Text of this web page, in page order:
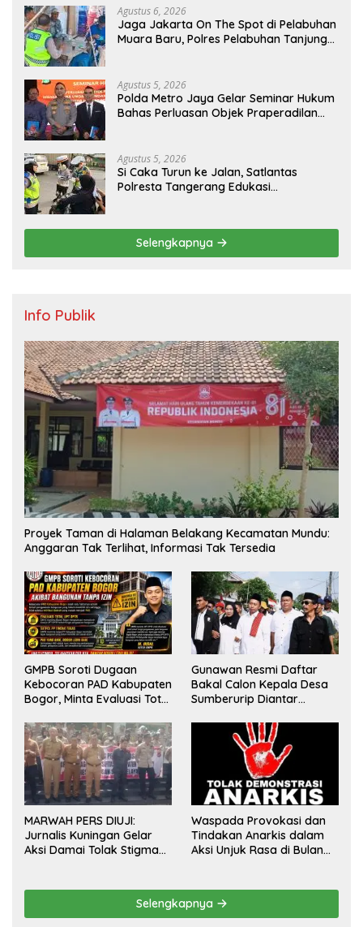
Davidson Bekas.
Agustus 6, 2026
Jaga Jakarta On The Spot di Pelabuhan
Muara Baru, Polres Pelabuhan Tanjung
Agustus 5, 2026
Polda Metro Jaya Gelar Seminar Hukum
Bahas Perluasan Objek Praperadilan
Agustus 5, 2026
Si Caka Turun ke Jalan, Satlantas
Polresta Tangerang Edukasi
Selengkapnya
Info Publik
Proyek Taman di Halaman Belakang Kecamatan Mundu:
Anggaran Tak Terlihat, Informasi Tak Tersedia
GMPB Soroti Dugaan
Kebocoran PAD Kabupaten
Bogor, Minta Evaluasi Total
Tak Berizin
Gunawan Resmi Daftar
Bakal Calon Kepala Desa
Sumberurip Diantar
Pendukung ke Meja Panitia
MARWAH PERS DIUJI:
Jurnalis Kuningan Gelar
Aksi Damai Tolak Stigma
Wartawan
Waspada Provokasi dan
Tindakan Anarkis dalam
Aksi Unjuk Rasa di Bulan
Selengkapnya